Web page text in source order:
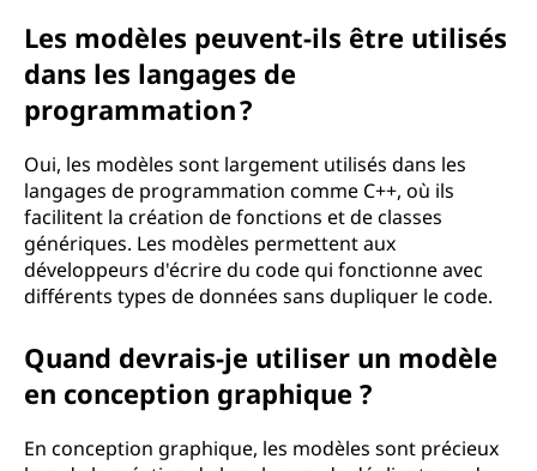
Les modèles peuvent-ils être utilisés
dans les langages de
programmation ?
Oui, les modèles sont largement utilisés dans les
langages de programmation comme C++, où ils
facilitent la création de fonctions et de classes
génériques. Les modèles permettent aux
développeurs d'écrire du code qui fonctionne avec
différents types de données sans dupliquer le code.
Quand devrais-je utiliser un modèle
en conception graphique ?
En conception graphique, les modèles sont précieux